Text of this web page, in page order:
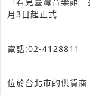
月3日起正式
電話:02-4128811
位於台北市的供貨商